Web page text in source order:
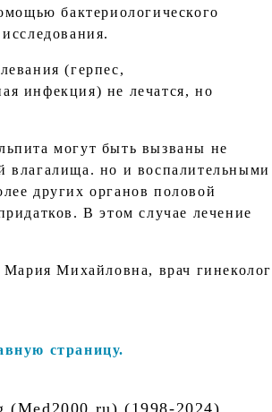
бактериологического
(герпес,
инфекция) не лечатся, но
могут быть вызваны не
влагалища. но и воспалительными
других органов половой
В этом случае лечение
Мария Михайловна, врач гинеколог
страницу.